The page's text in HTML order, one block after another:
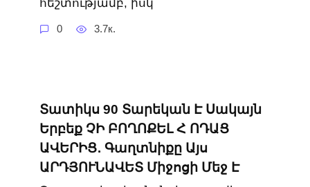
հեշտությամբ, իսկ
0 3.7к.
Տատիկս 90 Տարեկան Է Սակայն
Երբեք ՉԻ ԲՈՂՈՔԵԼ Հ ՈԴԱՑ
ԱՎԵՐԻՑ․ Գաղտնիքը Այս
ԱՐԴՅՈՒՆԱՎԵՏ Միջոցի Մեջ Է